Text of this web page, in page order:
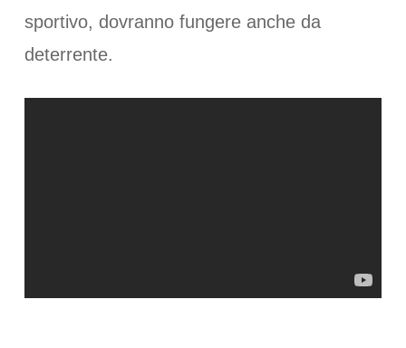
sportivo, dovranno fungere anche da
deterrente.